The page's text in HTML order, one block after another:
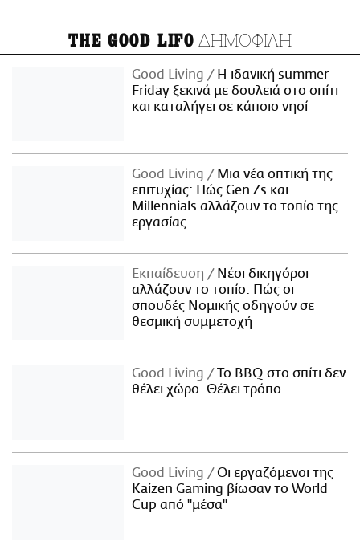
THE GOOD LIFO ΔΗΜΟΦΙΛΗ
Good Living
Η ιδανική summer
Friday ξεκινά με δουλειά στο σπίτι
και καταλήγει σε κάποιο νησί
Good Living
Μια νέα οπτική της
επιτυχίας: Πώς Gen Zs και
Millennials αλλάζουν το τοπίο της
εργασίας
Εκπαίδευση
Νέοι δικηγόροι
αλλάζουν το τοπίο: Πώς οι
σπουδές Νομικής οδηγούν σε
θεσμική συμμετοχή
Good Living
Το BBQ στο σπίτι δεν
θέλει χώρο. Θέλει τρόπο.
Good Living
Οι εργαζόμενοι της
Kaizen Gaming βίωσαν το World
Cup από "μέσα"